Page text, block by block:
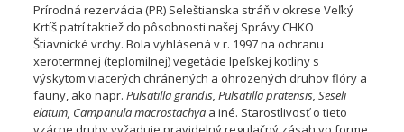
Prírodná rezervácia (PR) Seleštianska stráň v okrese Veľký
Krtíš patrí taktiež do pôsobnosti našej Správy CHKO
Štiavnické vrchy. Bola vyhlásená v r. 1997 na ochranu
xerotermnej (teplomilnej) vegetácie Ipeľskej kotliny s
výskytom viacerých chránených a ohrozených druhov flóry a
fauny, ako napr. Pulsatilla grandis, Pulsatilla pratensis, Seseli
elatum, Campanula macrostachyaa iné. Starostlivosť o tieto